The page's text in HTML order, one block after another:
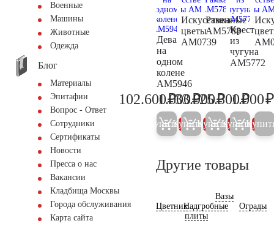
Военные
Машины
Животные
Одежда
Блог
Материалы
Эпитафии
Вопрос - Ответ
Сотрудники
Сертификаты
Новости
Пресса о нас
Вакансии
Кладбища Москвы
Города обслуживания
Карта сайта
Дева
на
одном
колене
AM5946
108.000
102.600₽
Купить 5%
Искусственные
цветы
AM0739
1.000
1.000₽
Купить 5%
Рамка
AM5788
35.700
33.900₽
Купить 5%
Крест
из
чугуна
AM5772
25.300₽
Купить 5%
1.000₽
Другие товары
ЦветникНадгробные
плиты
Вазы
Ограды